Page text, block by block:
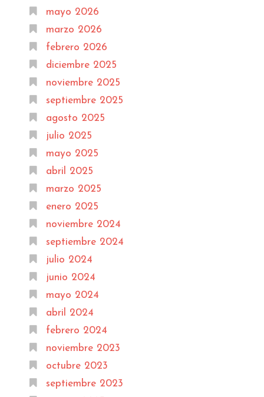
mayo 2026
marzo 2026
febrero 2026
diciembre 2025
noviembre 2025
septiembre 2025
agosto 2025
julio 2025
mayo 2025
abril 2025
marzo 2025
enero 2025
noviembre 2024
septiembre 2024
julio 2024
junio 2024
mayo 2024
abril 2024
febrero 2024
noviembre 2023
octubre 2023
septiembre 2023